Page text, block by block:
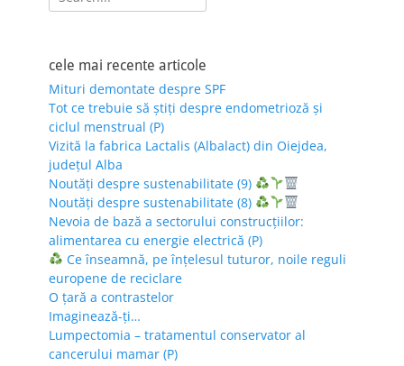
for:
cele mai recente articole
Mituri demontate despre SPF
Tot ce trebuie să știți despre endometrioză și
ciclul menstrual (P)
Vizită la fabrica Lactalis (Albalact) din Oiejdea,
județul Alba
Noutăți despre sustenabilitate (9)
Noutăți despre sustenabilitate (8)
Nevoia de bază a sectorului construcțiilor:
alimentarea cu energie electrică (P)
Ce înseamnă, pe înțelesul tuturor, noile reguli
europene de reciclare
O țară a contrastelor
Imaginează-ți…
Lumpectomia – tratamentul conservator al
cancerului mamar (P)